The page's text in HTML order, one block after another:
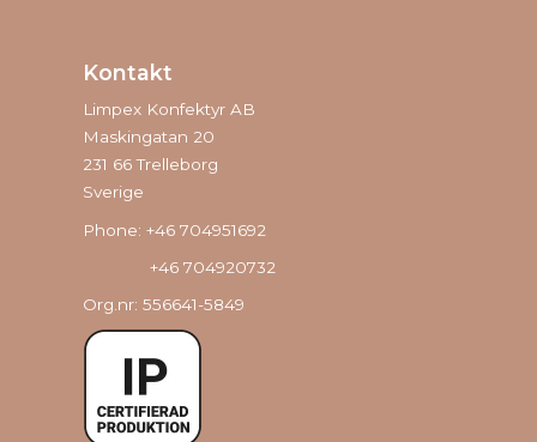
Kontakt
Limpex Konfektyr AB
Maskingatan 20
231 66 Trelleborg
Sverige
Phone: +46 704951692
+46 704920732
Org.nr: 556641-5849